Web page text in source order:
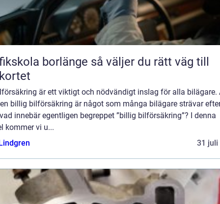
borlänge så väljer du rätt väg till
är ett viktigt och nödvändigt inslag för alla bilägare.
billig bilförsäkring är något som många bilägare strävar
innebär egentligen begreppet ”billig bilförsäkring”? I denna
kommer vi u...
31 juli